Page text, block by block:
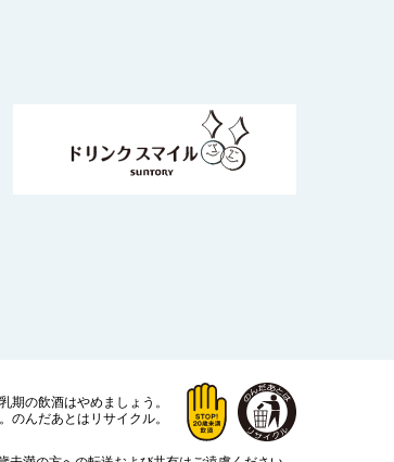
期の飲酒はやめましょう。
のんだあとはリサイクル。